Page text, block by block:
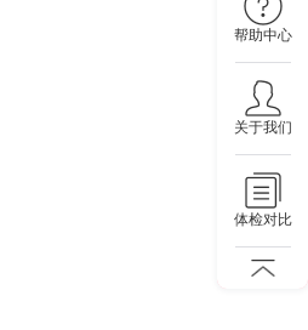
帮助中心
关于我们
体检对比